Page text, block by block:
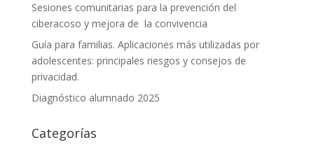
Sesiones comunitarias para la prevención del
ciberacoso y mejora de la convivencia
Guía para familias. Aplicaciones más utilizadas por
adolescentes: principales riesgos y consejos de
privacidad.
Diagnóstico alumnado 2025
Categorías